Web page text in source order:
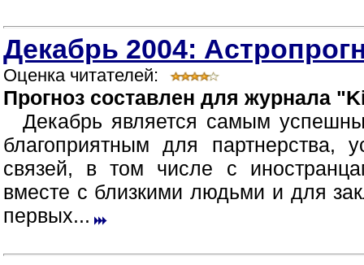
Декабрь 2004:
Оценка читателей:
Прогноз составлен для журнала
Декабрь является самым
благоприятным для партнерства,
связей, в том числе с
вместе с близкими людьми и для
первых...